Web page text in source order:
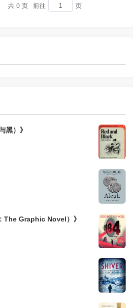
共 0 页 前往 页
黑）》
The Graphic Novel）》